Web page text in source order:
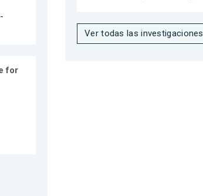
for
Ver todas las investigaciones